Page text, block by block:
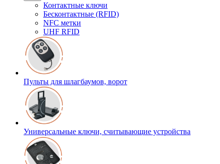
Контактные ключи
Бесконтактные (RFID)
NFC метки
UHF RFID
Пульты для шлагбаумов, ворот
Универсальные ключи, считывающие устройства